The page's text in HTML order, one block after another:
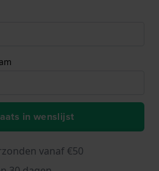
in wenslijst
vanaf €50